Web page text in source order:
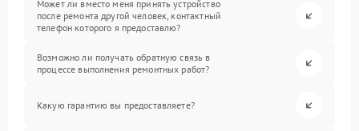
Может ли вместо меня принять устройство
после ремонта другой человек, контактный
телефон которого я предоставлю?
Возможно ли получать обратную связь в
процессе выполнения ремонтных работ?
Какую гарантию вы предоставляете?